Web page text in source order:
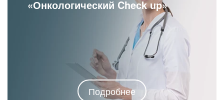
«Онкологический Cheсk up»
Подробнее